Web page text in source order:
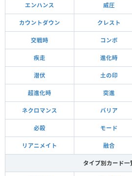
エンハンス 威圧
カウントダウン クレスト
交戦時 コンボ
疾走 進化時
潜伏 土の印
超進化時 突進
ネクロマンス バリア
必殺 モード
リアニメイト 融合
タイプ別カード一